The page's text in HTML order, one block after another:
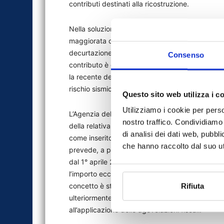
Consenso
Questo sito web utilizza i
Utilizziamo i cookie per
nostro traffico.
di analisi dei dati web,
che hanno raccolto dal suo
Rifiuta
contributi destinati alla ricostruzione.
Nella soluzione prospettata, l’amministratore
maggiorata del 110%, per l’ammontare
decurtazione del valore del contributo
contributo è già stato utilizzato dal condominio
la recente delibera, destinati alla demolizione
rischio sismico.
L’Agenzia delle entrate, come di consueto,
della relativa evoluzione, ha confermato il
come inserito dalla lett. h), comma 66 dell’art.
prevede, a partire dall’1/01/2021, che “nei
dal 1° aprile 2019 dove sia stato dichiarato lo
l’importo eccedente il contributo previsto per
concetto è stato poi ribadito con l’ulteriore
ulteriormente precisato che la concessione di
all’applicazione delle agevolazioni fiscali.